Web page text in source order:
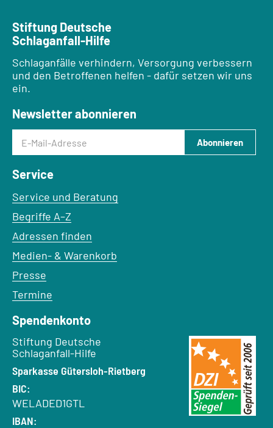
Stiftung Deutsche
Schlaganfall-Hilfe
Schlaganfälle verhindern, Versorgung verbessern
und den Betroffenen helfen - dafür setzen wir uns
ein.
Newsletter abonnieren
E-Mail-Adresse
Abonnieren
Service
Service und Beratung
Begriffe A–Z
Adressen finden
Medien- & Warenkorb
Presse
Termine
Spendenkonto
Empfänger:
Stiftung Deutsche
Schlaganfall-Hilfe
Bank:
Sparkasse Gütersloh-Rietberg
BIC:
WELADED1GTL
IBAN: